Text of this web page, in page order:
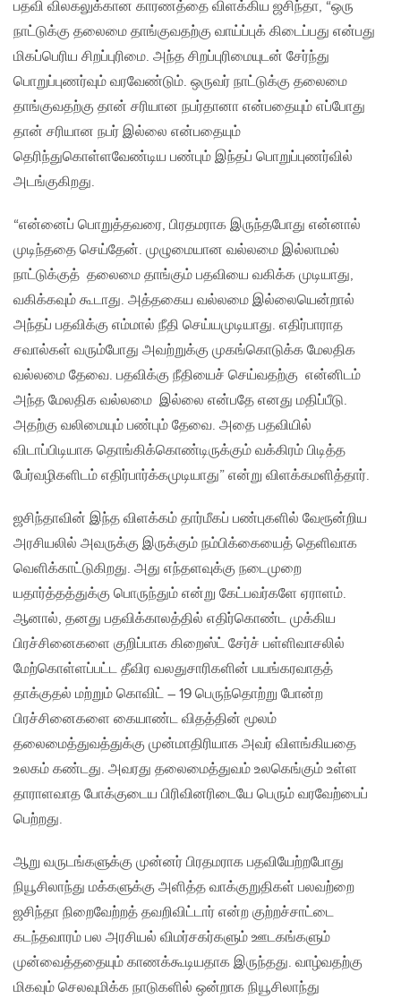
பதவி விலகலுக்கான காரணத்தை விளக்கிய ஜசிந்தா, “ஒரு
நாட்டுக்கு தலைமை தாங்குவதற்கு வாய்ப்புக் கிடைப்பது என்பது
மிகப்பெரிய சிறப்புரிமை. அந்த சிறப்புரிமையுடன் சேர்ந்து
பொறுப்புணர்வும் வரவேண்டும். ஒருவர் நாட்டுக்கு தலைமை
தாங்குவதற்கு தான் சரியான நபர்தானா என்பதையும் எப்போது
தான் சரியான நபர் இல்லை என்பதையும்
தெரிந்துகொள்ளவேண்டிய பண்பும் இந்தப் பொறுப்புணர்வில்
அடங்குகிறது.
“என்னைப் பொறுத்தவரை, பிரதமராக இருந்தபோது என்னால்
முடிந்ததை செய்தேன். முழுமையான வல்லமை இல்லாமல்
நாட்டுக்குத் தலைமை தாங்கும் பதவியை வகிக்க முடியாது,
வகிக்கவும் கூடாது. அத்தகைய வல்லமை இல்லையென்றால்
அந்தப் பதவிக்கு எம்மால் நீதி செய்யமுடியாது. எதிர்பாராத
சவால்கள் வரும்போது அவற்றுக்கு முகங்கொடுக்க மேலதிக
வல்லமை தேவை. பதவிக்கு நீதியைச் செய்வதற்கு என்னிடம்
அந்த மேலதிக வல்லமை இல்லை என்பதே எனது மதிப்பீடு.
அதற்கு வலிமையும் பண்பும் தேவை. அதை பதவியில்
விடாப்பிடியாக தொங்கிக்கொண்டிருக்கும் வக்கிரம் பிடித்த
பேர்வழிகளிடம் எதிர்பார்க்கமுடியாது” என்று விளக்கமளித்தார்.
ஜசிந்தாவின் இந்த விளக்கம் தார்மீகப் பண்புகளில் வேரூன்றிய
அரசியலில் அவருக்கு இருக்கும் நம்பிக்கையைத் தெளிவாக
வெளிக்காட்டுகிறது. அது எந்தளவுக்கு நடைமுறை
யதார்த்தத்துக்கு பொருந்தும் என்று கேட்பவர்களே ஏராளம்.
ஆனால், தனது பதவிக்காலத்தில் எதிர்கொண்ட முக்கிய
பிரச்சினைகளை குறிப்பாக கிறைஸ்ட் சேர்ச் பள்ளிவாசலில்
மேற்கொள்ளப்பட்ட தீவிர வலதுசாரிகளின் பயங்கரவாதத்
தாக்குதல் மற்றும் கொவிட் – 19 பெருந்தொற்று போன்ற
பிரச்சினைகளை கையாண்ட விதத்தின் மூலம்
தலைமைத்துவத்துக்கு முன்மாதிரியாக அவர் விளங்கியதை
உலகம் கண்டது. அவரது தலைமைத்துவம் உலகெங்கும் உள்ள
தாராளவாத போக்குடைய பிரிவினரிடையே பெரும் வரவேற்பைப்
பெற்றது.
ஆறு வருடங்களுக்கு முன்னர் பிரதமராக பதவியேற்றபோது
நியூசிலாந்து மக்களுக்கு அளித்த வாக்குறுதிகள் பலவற்றை
ஜசிந்தா நிறைவேற்றத் தவறிவிட்டார் என்ற குற்றச்சாட்டை
கடந்தவாரம் பல அரசியல் விமர்சகர்களும் ஊடகங்களும்
முன்வைத்ததையும் காணக்கூடியதாக இருந்தது. வாழ்வதற்கு
மிகவும் செலவுமிக்க நாடுகளில் ஒன்றாக நியூசிலாந்து